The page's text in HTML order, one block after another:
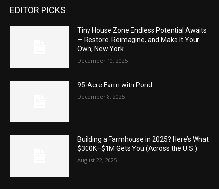
EDITOR PICKS
Tiny House Zone Endless Potential Awaits
— Restore, Reimagine, and Make It Your
Own, New York
December 10, 2025
95-Acre Farm with Pond
December 8, 2025
Building a Farmhouse in 2025? Here’s What
$300K–$1M Gets You (Across the U.S.)
August 22, 2025